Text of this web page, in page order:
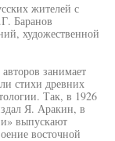
жителей с
Баранов
художественной
занимает
стихи древних
Так, в 1926
Я. Аракин, в
выпускают
восточной